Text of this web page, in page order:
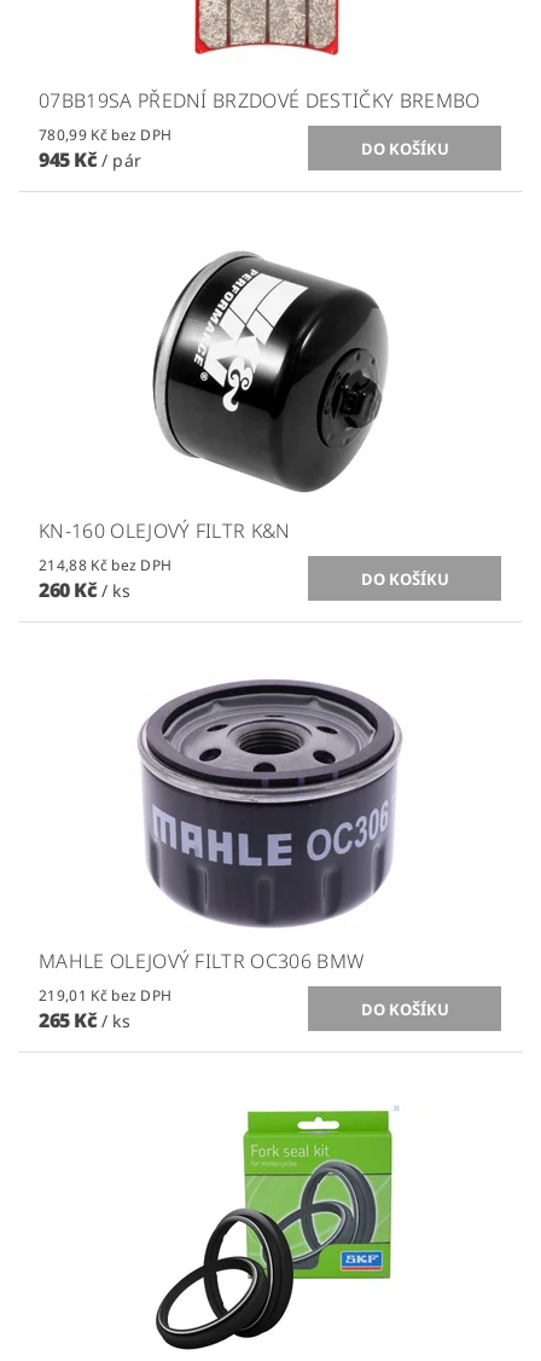
07BB19SA PŘEDNÍ BRZDOVÉ DESTIČKY BREMBO
780,99 Kč bez DPH
945 Kč / pár
KN-160 OLEJOVÝ FILTR K&N
214,88 Kč bez DPH
260 Kč / ks
MAHLE OLEJOVÝ FILTR OC306 BMW
219,01 Kč bez DPH
265 Kč / ks